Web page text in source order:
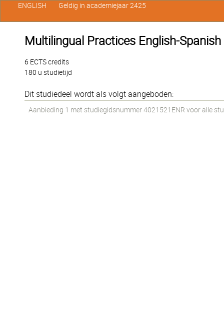
Multilingual Practices English-Spanish
6 ECTS credits
180 u studietijd
Dit studiedeel wordt als volgt aangeboden:
Aanbieding 1 met studiegidsnummer 4021521ENR voor alle
ENGLISH Geldig in academiejaar 2425